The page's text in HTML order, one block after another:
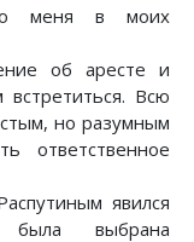
меня в моих
об аресте и
Всю
но разумным
ответственное
явился
была выбрана